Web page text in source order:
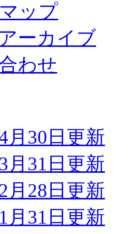
ップ
ーカイブ
わせ
月30日更新
月31日更新
月28日更新
月31日更新